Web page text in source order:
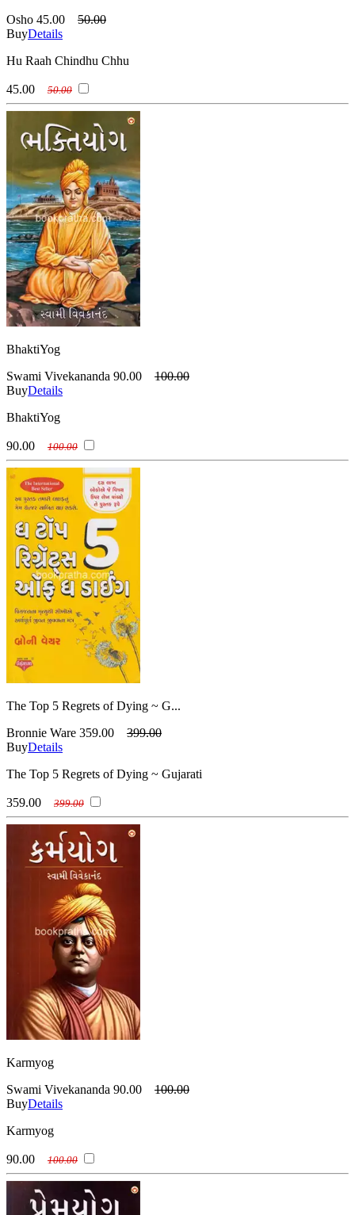
Osho 45.00
50.00
BuyDetails
Hu Raah Chindhu Chhu
45.00 50.00
BhaktiYog
Swami Vivekananda 90.00
100.00
BuyDetails
BhaktiYog
90.00 100.00
The Top 5 Regrets of Dying ~ G...
Bronnie Ware 359.00
399.00
BuyDetails
The Top 5 Regrets of Dying ~ Gujarati
359.00 399.00
Karmyog
Swami Vivekananda 90.00
100.00
BuyDetails
Karmyog
90.00 100.00